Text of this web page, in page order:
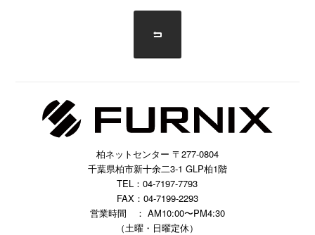
柏ネットセンター 〒277-0804
千葉県柏市新十余二3-1 GLP柏1階
TEL：04-7197-7793
FAX：04-7199-2293
営業時間 ： AM10:00〜PM4:30
（土曜・日曜定休）